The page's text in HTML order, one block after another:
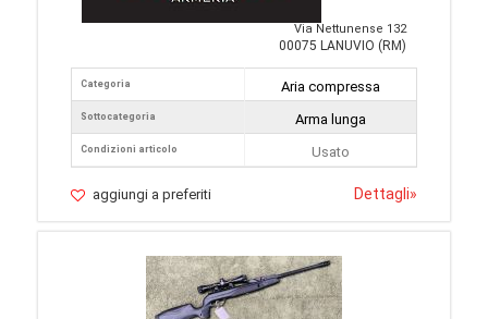
Via Nettunense 132
00075 LANUVIO (RM)
Categoria
Sottocategoria
Condizioni articolo
Aria compressa
Arma lunga
Usato
aggiungi a preferiti Dettagli»